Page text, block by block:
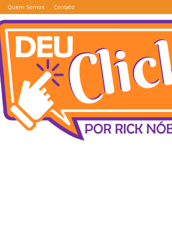
Quem Somos Contato